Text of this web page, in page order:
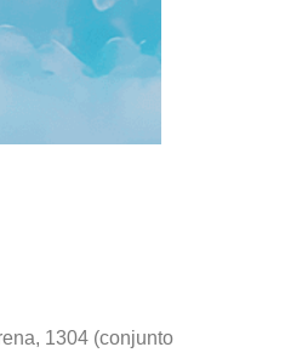
1304 (conjunto